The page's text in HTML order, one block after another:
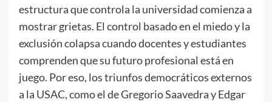
estructura que controla la universidad comienza a
mostrar grietas. El control basado en el miedo y la
exclusión colapsa cuando docentes y estudiantes
comprenden que su futuro profesional está en
juego. Por eso, los triunfos democráticos externos
a la USAC, como el de Gregorio Saavedra y Edgar